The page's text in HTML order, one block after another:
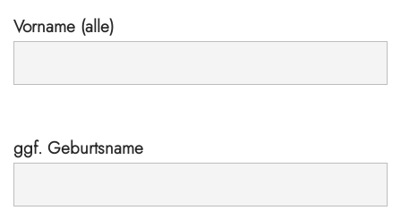
Vorname (alle)
ggf. Geburtsname